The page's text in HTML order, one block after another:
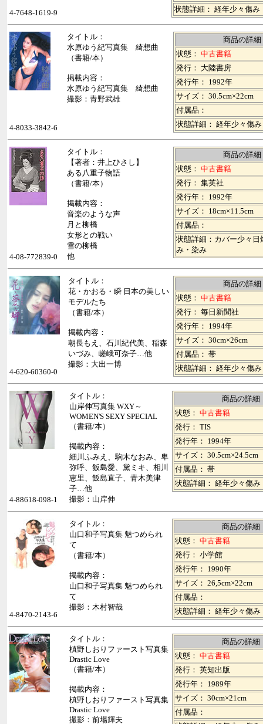
状態詳細： 経年少々傷み
4-7648-1619-9
タイトル：
水原ゆう紀写真集 綺想曲
（書籍/本）
掲載内容：
水原ゆう紀写真集 綺想曲
撮影：青野武雄
商品の詳細
状態： 中古書籍
発行： 大陸書房
発行年： 1992年
サイズ： 30.5cm×22cm
付属品：
状態詳細： 経年少々傷
4-8033-3842-6
タイトル：
【著者：井上ひさし】
ある八重子物語
（書籍/本）
掲載内容：
音楽のような声
月と柳橋
女形との戦い
雪の柳橋
他
商品の詳細
状態： 中古書籍
発行： 集英社
発行年： 1992年
サイズ： 18cm×11.5cm
付属品：
状態詳細：カバー少々日
み・染み
4-08-772839-0
タイトル：
花・かおる・瞬 日本の美しい
モデルたち
（書籍/本）
掲載内容：
朝長もえ、石川紀代美、稲森
いづみ、嵯峨可奈子…他
撮影：大出一博
商品の詳細
状態： 中古書籍
発行： 毎日新聞社
発行年： 1994年
サイズ： 30cm×26cm
付属品： 帯
状態詳細： 経年少々傷
4-620-60360-0
タイトル：
山岸伸写真集 WXY～
WOMEN'S SEXY SPECIAL
（書籍/本）
掲載内容：
細川ふみえ、駒木なおみ、卑
弥呼、飯島愛、黛ミキ、相川
恵里、飯島直子、青木美津
子…他
撮影：山岸伸
商品の詳細
状態： 中古書籍
発行： TIS
発行年： 1994年
サイズ： 30.5cm×24.5cm
付属品： 帯
状態詳細： 経年少々傷み
4-88618-098-1
タイトル：
山口和子写真集 魅つめられ
て
（書籍/本）
掲載内容：
山口和子写真集 魅つめられ
て
撮影：木村智哉
商品の詳細
状態： 中古書籍
発行： 小学館
発行年： 1990年
サイズ： 26,5cm×22cm
付属品：
状態詳細： 経年少々傷み
4-8470-2143-6
タイトル：
槙野しおりファースト写真集
Drastic Love
（書籍/本）
掲載内容：
槙野しおりファースト写真集
Drastic Love
撮影：前場輝夫
商品の詳細
状態： 中古書籍
発行： 英知出版
発行年： 1989年
サイズ： 30cm×21cm
付属品：